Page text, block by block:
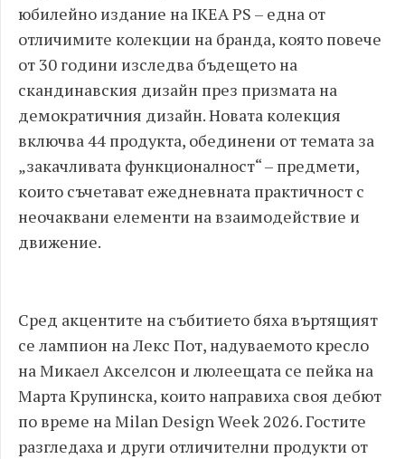
юбилейно издание на IKEA PS – една от
отличимите колекции на бранда, която повече
от 30 години изследва бъдещето на
скандинавския дизайн през призмата на
демократичния дизайн. Новата колекция
включва 44 продукта, обединени от темата за
„закачливата функционалност“ – предмети,
които съчетават ежедневната практичност с
неочаквани елементи на взаимодействие и
движение.
Сред акцентите на събитието бяха въртящият
се лампион на Лекс Пот, надуваемото кресло
на Микаел Акселсон и люлеещата се пейка на
Марта Крупинска, които направиха своя дебют
по време на Milan Design Week 2026. Гостите
разгледаха и други отличителни продукти от